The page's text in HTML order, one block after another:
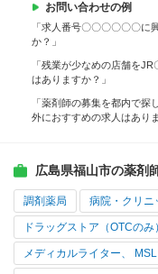
お問い合わせの例
「求人番号〇〇〇〇〇〇
か？」
「残業が少なめの店舗を
はありますか？」
「薬剤師の募集を都内で
外におすすめの求人はあり
広島県福山市の薬剤
調剤薬局 病院・クリニ
ドラッグストア（OTCのみ）
メディカルライター、